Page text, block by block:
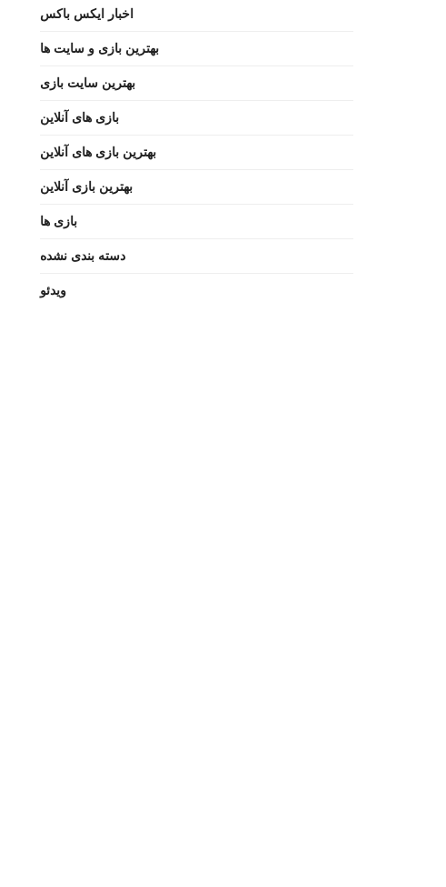
اخبار ایکس باکس
بهترین بازی و سایت ها
بهترین سایت بازی
بازی های آنلاین
بهترین بازی های آنلاین
بهترین بازی آنلاین
بازی ها
دسته بندی نشده
ویدئو